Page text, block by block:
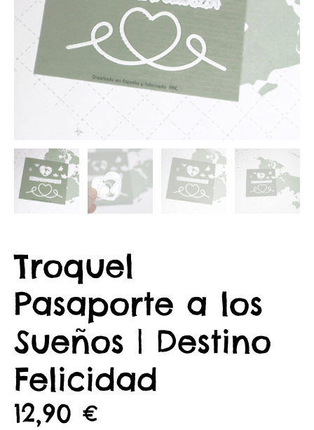
Troquel
Pasaporte a los
Sueños | Destino
Felicidad
12,90 €